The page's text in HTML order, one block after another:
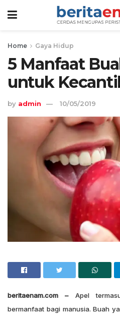
Home Gaya Hidup
5 Manfaat
untuk
by admin 10/05/2019
beritaenam.com –Apel
bermanfaat bagi manusia. Buah